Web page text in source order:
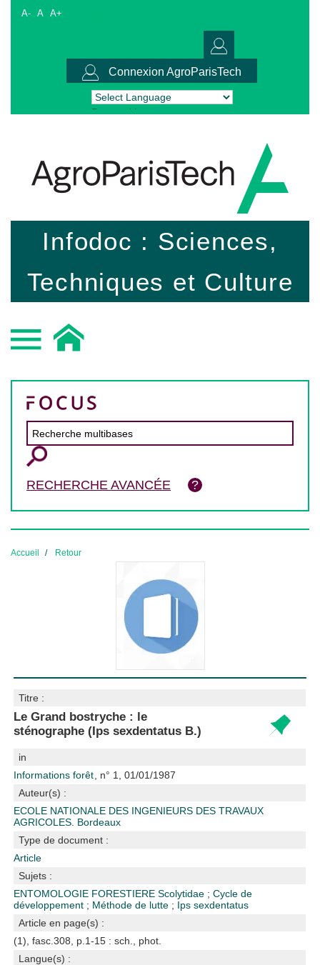
A- A A+
Connexion AgroParisTech
Powered by Translate
Infodoc : Sciences,
Techniques et Culture
RECHERCHE AVANCÉE
Accueil Retour
Titre :
Le Grand bostryche : le
sténographe (Ips sexdentatus B.)
in
Informations forêt , n° 1, 01/01/1987
Auteur(s) :
ECOLE NATIONALE DES INGENIEURS DES TRAVAUX
AGRICOLES. Bordeaux
Type de document :
Article
Sujets :
ENTOMOLOGIE FORESTIEREScolytidae ;Cycle de
développement ; Méthode de lutte ; Ips sexdentatus
Article en page(s) :
(1), fasc.308, p.1-15 : sch., phot.
Langue(s) :